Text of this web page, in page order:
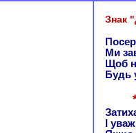
Знак
Ми
Щоб
Будь
І